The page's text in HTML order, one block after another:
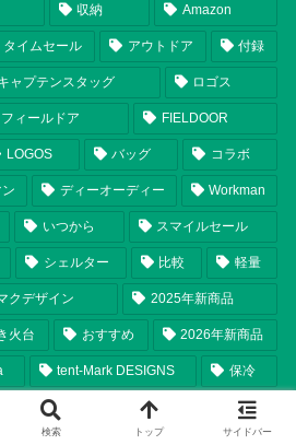
収納 Amazon
タイムセール アウトドア 付録
ャプテンスタッグ ロゴス
フィールドア FIELDOOR
LOGOS バッグ コラボ
ディーオーディー Workman
いつから スマイルセール
シェルター 比較 軽量
クデザイン 2025年新商品
火台 おすすめ 2026年新商品
tent-Mark DESIGNS 保冷
ユニフレーム オガワ
検索 トップ サイドバー